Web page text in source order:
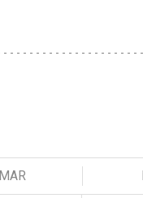
MAR